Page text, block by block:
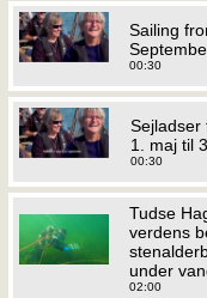
Sailing
00:30
1. maj til
00:30
Tudse
verdens
under
02:00